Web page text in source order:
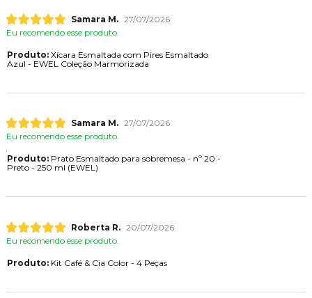
Samara M. 27/07/2026
Eu recomendo esse produto.
Produto:Xícara Esmaltada com Pires Esmaltado
Azul - EWEL Coleção Marmorizada
Samara M. 27/07/2026
Eu recomendo esse produto.
Produto:Prato Esmaltado para sobremesa - nº 20 -
Preto - 250 ml (EWEL)
Roberta R. 20/07/2026
Eu recomendo esse produto.
Produto:Kit Café & Cia Color - 4 Peças